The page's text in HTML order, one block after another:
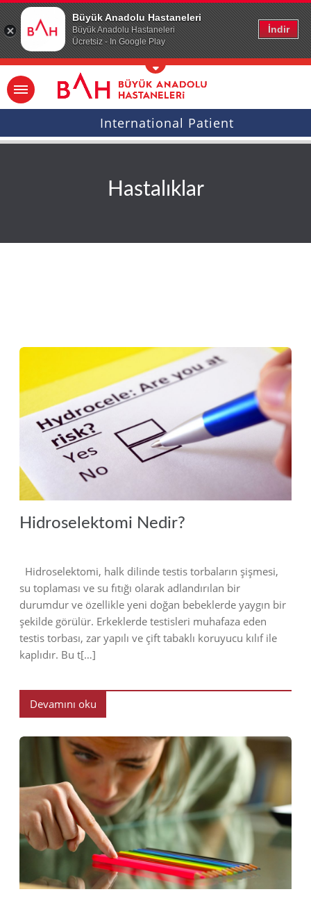
Büyük Anadolu Hastaneleri
Büyük Anadolu Hastaneleri
Ücretsiz - In Google Play
İndir
Ana icerige atla
International Patient
Hastalıklar
2023
Hidroselektomi Nedir?
Hidroselektomi, halk dilinde testis torbaların şişmesi,
su toplaması ve su fıtığı olarak adlandırılan bir
durumdur ve özellikle yeni doğan bebeklerde yaygın bir
şekilde görülür. Erkeklerde testisleri muhafaza eden
testis torbası, zar yapılı ve çift tabaklı koruyucu kılıf ile
kaplıdır. Bu t[…]
Devamını oku
2023